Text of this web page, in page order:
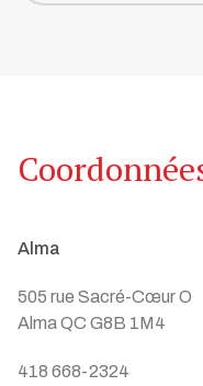
Alma
505 rue Sacré-Cœur O
Alma QC G8B 1M4
418 668-2324